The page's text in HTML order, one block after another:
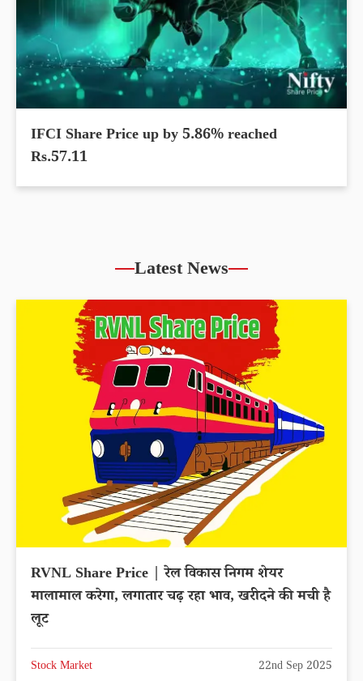
IFCI Share Price up by 5.86% reached
Rs.57.11
Latest News
RVNL Share Price | रेल विकास निगम शेयर
मालामाल करेगा, लगातार चढ़ रहा भाव, खरीदने की मची है
लूट
Stock Market 22nd Sep 2025